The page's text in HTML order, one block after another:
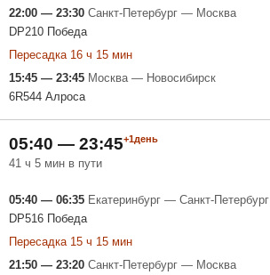
22:00 — 23:30 Санкт-Петербург — Москва
DP210 Победа
Пересадка 16 ч 15 мин
15:45 — 23:45 Москва — Новосибирск
6R544 Алроса
05:40 — 23:45+1день
41 ч 5 мин в пути
05:40 — 06:35 Екатеринбург — Санкт-Петербург
DP516 Победа
Пересадка 15 ч 15 мин
21:50 — 23:20 Санкт-Петербург — Москва